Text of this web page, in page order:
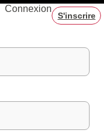
Connexion
S'inscrire